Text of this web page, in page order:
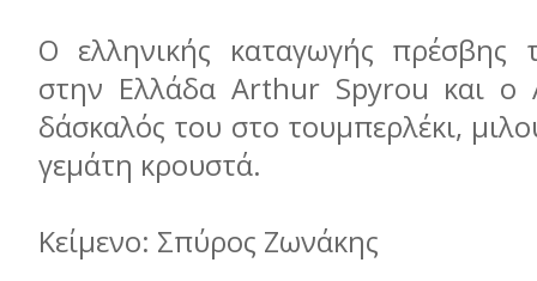
Ο ελληνικής καταγωγής πρέσβης
στην Ελλάδα Arthur Spyrou και ο
δάσκαλός του στο τουμπερλέκι,
γεμάτη κρουστά.
Κείμενο: Σπύρος Ζωνάκης